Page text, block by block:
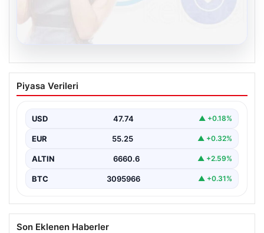
Kelebek sohbet platformu İle Çevrim içi
İletişimin Seviyeli Adresi Ve Muhabbet
İnternet ortamında insanların seviyeli bir şekilde irtibat
çeşitli…
Piyasa Verileri
USD 47.74 ▲ +0.18%
EUR 55.25 ▲ +0.32%
ALTIN 6660.6 ▲ +2.59%
BTC 3095966 ▲ +0.31%
Son Eklenen Haberler